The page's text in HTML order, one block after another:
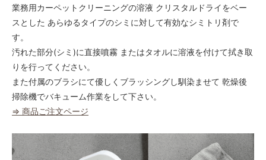
業務用カーペットクリーニングの溶液 クリスタルドライをベー
スとした あらゆるタイプのシミに対して有効なシミトリ剤で
す。
汚れた部分(シミ)に直接噴霧 またはタオルに溶液を付けて拭き取
りを行ってください。
また付属のブラシにて優しくブラッシングし馴染ませて 乾燥後
掃除機でバキューム作業をして下さい。
⇒ 商品ご注文ページ